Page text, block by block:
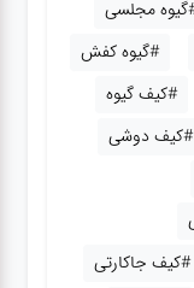
مجلسی
#گیوه کفش
#کیف گیوه
#کیف دوشی
#کیف جاکارتی